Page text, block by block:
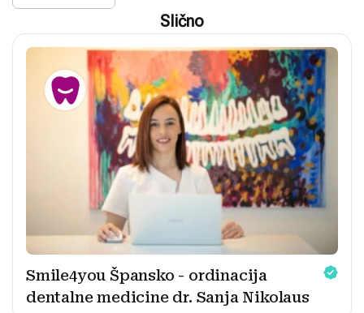
Slično
Smile4you Špansko - ordinacija
dentalne medicine dr. Sanja Nikolaus